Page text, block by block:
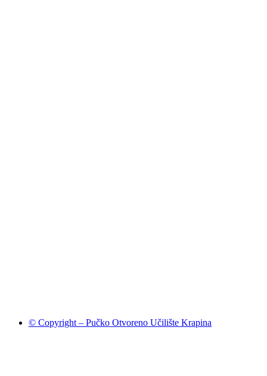
© Copyright – Pučko Otvoreno Učilište Krapina